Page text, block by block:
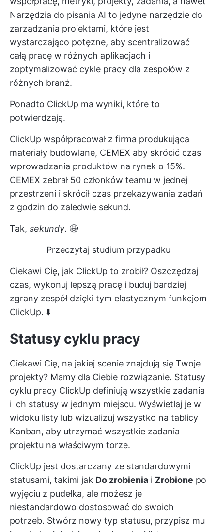
Narzędzia do pisania AI to jedyne narzędzie do
zarządzania projektami, które jest
wystarczająco potężne, aby scentralizować
całą pracę w różnych aplikacjach i
zoptymalizować cykle pracy dla zespołów z
różnych branż.
Ponadto ClickUp ma wyniki, które to
potwierdzają.
ClickUp współpracował z firma produkująca
materiały budowlane, CEMEX aby skrócić czas
wprowadzania produktów na rynek o 15%.
CEMEX zebrał 50 członków teamu w jednej
przestrzeni i skrócił czas przekazywania zadań
z godzin do zaledwie sekund.
Tak, sekundy. 🤩
Przeczytaj studium przypadku
Ciekawi Cię, jak ClickUp to zrobił? Oszczędzaj
czas, wykonuj lepszą pracę i buduj bardziej
zgrany zespół dzięki tym elastycznym funkcjom
ClickUp. ⬇️
Statusy cyklu pracy
Ciekawi Cię, na jakiej scenie znajdują się Twoje
projekty? Mamy dla Ciebie rozwiązanie. Statusy
cyklu pracy ClickUp definiują wszystkie zadania
i ich statusy w jednym miejscu. Wyświetlaj je w
widoku listy lub wizualizuj wszystko na tablicy
Kanban, aby utrzymać wszystkie zadania
projektu na właściwym torze.
ClickUp jest dostarczany ze standardowymi
statusami, takimi jak Do zrobienia i Zrobione po
wyjęciu z pudełka, ale możesz je
niestandardowo dostosować do swoich
potrzeb. Stwórz nowy typ statusu, przypisz mu